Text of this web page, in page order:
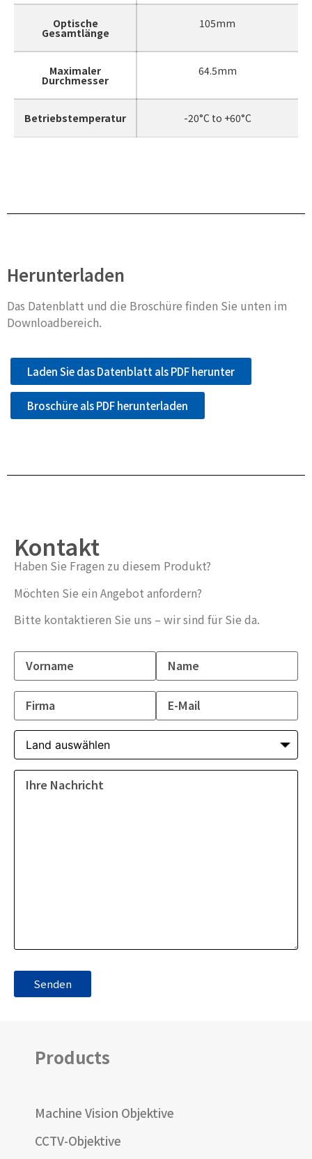
Optische
Gesamtlänge
105mm
Maximaler
Durchmesser
64.5mm
Betriebstemperatur -20°C to +60°C
Herunterladen
Das Datenblatt und die Broschüre finden Sie unten im
Downloadbereich.
Laden Sie das Datenblatt als PDF herunter
Broschüre als PDF herunterladen
Kontakt
Haben Sie Fragen zu diesem Produkt?
Möchten Sie ein Angebot anfordern?
Bitte kontaktieren Sie uns – wir sind für Sie da.
Products
Machine Vision Objektive
CCTV-Objektive